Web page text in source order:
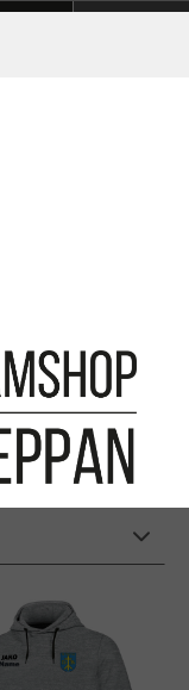
TSV
Weitere